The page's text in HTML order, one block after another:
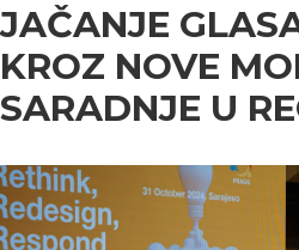
JAČANJE
KROZ NOVE
SARADNJE U